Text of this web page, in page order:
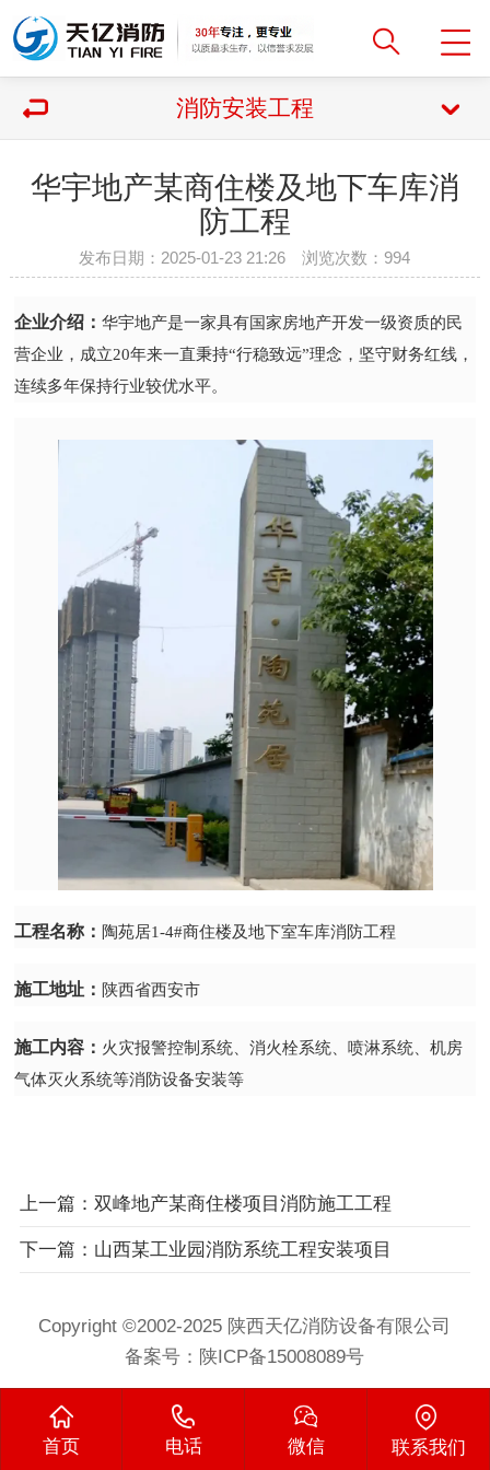
消防安装工程
华宇地产某商住楼及地下车库消
防工程
发布日期：2025-01-23 21:26 浏览次数： 994
企业介绍：华宇地产是一家具有国家房地产开发一级资质的民
营企业，成立20年来一直秉持“行稳致远”理念，坚守财务红线，
连续多年保持行业较优水平。
工程名称： 陶苑居1-4#商住楼及地下室车库消防工程
施工地址： 陕西省西安市
施工内容： 火灾报警控制系统、消火栓系统、喷淋系统、机房
气体灭火系统等消防设备安装等
上一篇：双峰地产某商住楼项目消防施工工程
下一篇：山西某工业园消防系统工程安装项目
Copyright ©2002-2025 陕西天亿消防设备有限公司
备案号： 陕ICP备15008089号
首页 电话 微信 联系我们